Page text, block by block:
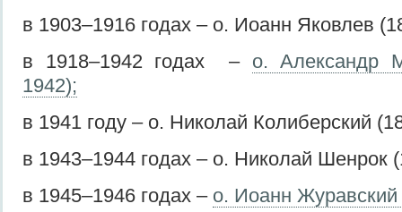
в 1903–1916 годах – о. Иоанн Яковлев
в 1918–1942 годах – о. Александр
1942);
в 1941 году – о. Николай Колиберский
в 1943–1944 годах – о. Николай Шенрок
в 1945–1946 годах – о. Иоанн Журавский